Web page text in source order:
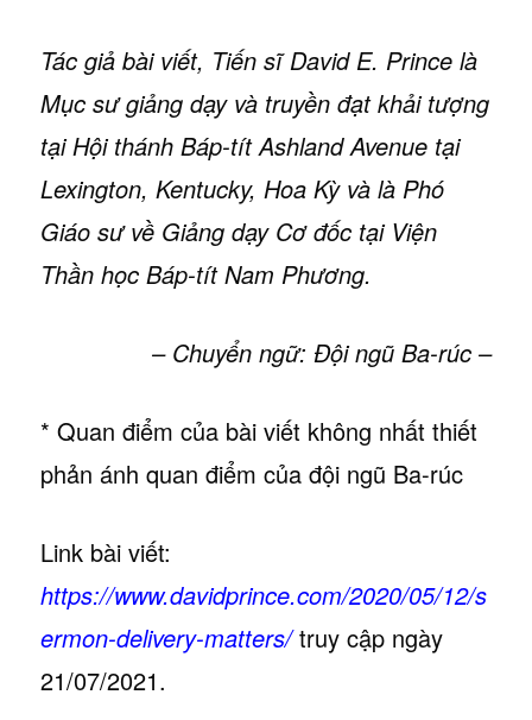
Tác giả bài viết, Tiến sĩ David E. Prince là
Mục sư giảng dạy và truyền đạt khải tượng
tại Hội thánh Báp-tít Ashland Avenue tại
Lexington, Kentucky, Hoa Kỳ và là Phó
Giáo sư về Giảng dạy Cơ đốc tại Viện
Thần học Báp-tít Nam Phương.
– Chuyển ngữ: Đội ngũ Ba-rúc –
* Quan điểm của bài viết không nhất thiết
phản ánh quan điểm của đội ngũ Ba-rúc
Link bài viết:
https://www.davidprince.com/2020/05/12/s
ermon-delivery-matters/truy cập ngày
21/07/2021.